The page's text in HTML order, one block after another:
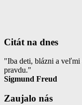
Citát na dnes
"Iba deti, blázni a
pravdu."
Sigmund Freud
Zaujalo nás